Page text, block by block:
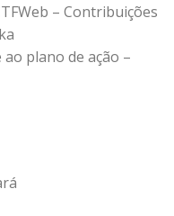
– Contribuições
plano de ação –